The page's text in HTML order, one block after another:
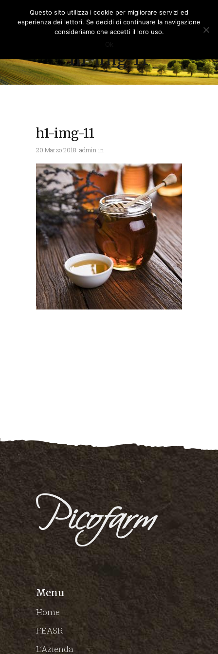
h1-img-11
h1-img-11
20 Marzo 2018 admin in
Menu
Home
FEASR
L’Azienda
Questo sito utilizza i cookie per migliorare servizi ed
esperienza dei lettori. Se decidi di continuare la navigazione
consideriamo che accetti il loro uso.